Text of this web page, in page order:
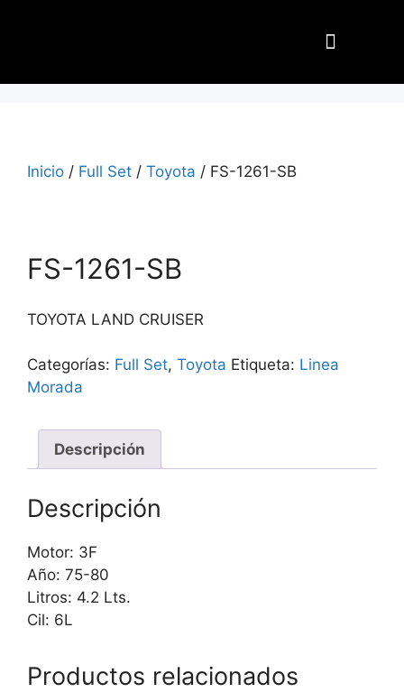
Inicio / Full Set / Toyota / FS-1261-SB
FS-1261-SB
TOYOTA LAND CRUISER
Categorías: Full Set, Toyota Etiqueta: Linea
Morada
Descripción
Descripción
Motor: 3F
Año: 75-80
Litros: 4.2 Lts.
Cil: 6L
Productos relacionados